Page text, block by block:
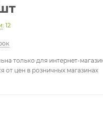
: 12
только для интернет-
от цен в розничных магазинах